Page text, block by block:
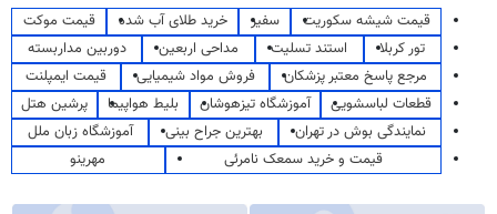
قیمت شیشه سکوریت سفیر خرید طلای آب شده
قیمت موکت
تور کربلا
استند تسلیت مداحی اربعین
دوربین مداربسته
مرجع پاسخ معتبر پزشکان
فروش مواد شیمیایی
قیمت ایمپلنت
قطعات لباسشویی
آموزشگاه تیزهوشان بلیط هواپیما
پرشین هتل
نمایندگی بوش در تهران
بهترین جراح بینی
آموزشگاه زبان ملل
قیمت و خرید سمعک نامرئی
مهرینو